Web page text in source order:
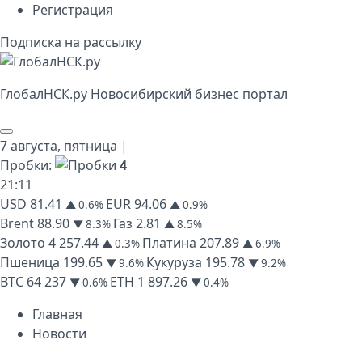
Регистрация
Подписка на рассылку
ГлобалНСК.py Новосибирский бизнес портал
7 августа, пятница |
Пробки:
4
21:11
USD 81.41 ▲ 0.6% EUR94.06 ▲ 0.9%
Brent88.90 ▼ 8.3% Газ 2.81 ▲ 8.5%
Золото 4 257.44 ▲ 0.3% Платина 207.89 ▲ 6.9%
Пшеница 199.65 ▼ 9.6% Кукуруза 195.78 ▼ 9.2%
BTC 64 237 ▼ 0.6% ETH 1 897.26 ▼ 0.4%
Главная
Новости